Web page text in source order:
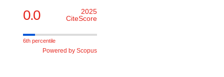
0.0
2025
CiteScore
6th percentile
Powered by Scopus